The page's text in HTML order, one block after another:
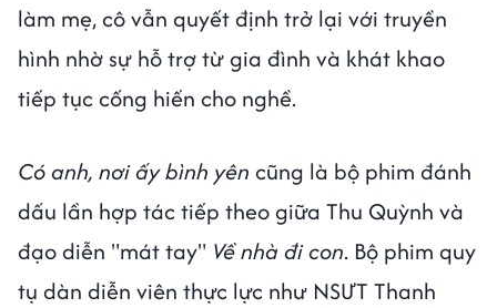
làm mẹ, cô vẫn quyết định trở lại với truyền
hình nhờ sự hỗ trợ từ gia đình và khát khao
tiếp tục cống hiến cho nghề.
Có anh, nơi ấy bình yên cũng là bộ phim đánh
dấu lần hợp tác tiếp theo giữa Thu Quỳnh và
đạo diễn "mát tay" Về nhà đi con. Bộ phim quy
tụ dàn diễn viên thực lực như NSƯT Thanh